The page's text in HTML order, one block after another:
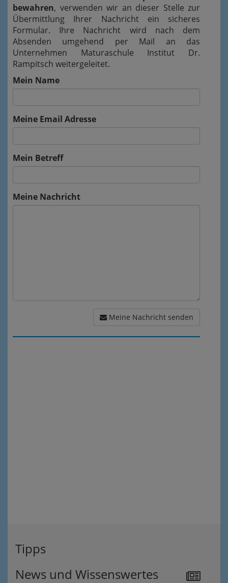
bewahren, verwenden wir an dieser Stelle zur
Übermittlung Ihrer Nachricht ein sicheres
Formular. Ihre Nachricht wird nach dem
Absenden umgehend per Mail an das
Unternehmen Maturaschule Institut Dr.
Rampitsch weitergeleitet.
Mein Name
Meine Email Adresse
Mein Betreff
Meine Nachricht
Meine Nachricht senden
Tipps
News und Wissenswertes